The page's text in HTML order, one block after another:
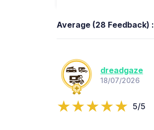
Average (28 Feedback) :
dreadgaze
18/07/2026
5/5